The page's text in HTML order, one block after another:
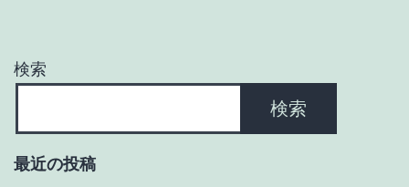
以
上
検索
検索
最近の投稿